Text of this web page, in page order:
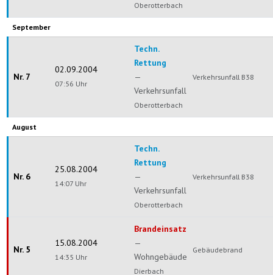
Oberotterbach
September
Nr. 7
02.09.2004
07:56 Uhr
Techn.
Rettung
—
Verkehrsunfall
Oberotterbach
Verkehrsunfall B38
August
Nr. 6
25.08.2004
14:07 Uhr
Techn.
Rettung
—
Verkehrsunfall
Oberotterbach
Verkehrsunfall B38
Nr. 5
15.08.2004
14:35 Uhr
Brandeinsatz
—
Wohngebäude
Dierbach
Gebäudebrand